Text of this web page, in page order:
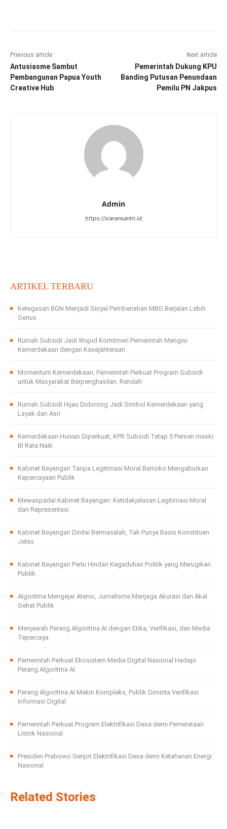
Previous article
Antusiasme Sambut
Pembangunan Papua Youth
Creative Hub
Next article
Pemerintah Dukung KPU
Banding Putusan Penundaan
Pemilu PN Jakpus
Admin
https://siaransantri.id
ARTIKEL TERBARU
Ketegasan BGN Menjadi Sinyal Pembenahan MBG Berjalan Lebih
Serius
Rumah Subsidi Jadi Wujud Komitmen Pemerintah Mengisi
Kemerdekaan dengan Kesejahteraan
Momentum Kemerdekaan, Pemerintah Perkuat Program Subsidi
untuk Masyarakat Berpenghasilan. Rendah
Rumah Subsidi Hijau Didorong Jadi Simbol Kemerdekaan yang
Layak dan Asri
Kemerdekaan Hunian Diperkuat, KPR Subsidi Tetap 5 Persen meski
BI Rate Naik
Kabinet Bayangan Tanpa Legitimasi Moral Berisiko Mengaburkan
Kepercayaan Publik
Mewaspadai Kabinet Bayangan: Ketidakjelasan Legitimasi Moral
dan Representasi
Kabinet Bayangan Dinilai Bermasalah, Tak Punya Basis Konstituen
Jelas
Kabinet Bayangan Perlu Hindari Kegaduhan Politik yang Merugikan
Publik
Algoritma Mengejar Atensi, Jurnalisme Menjaga Akurasi dan Akal
Sehat Publik
Menjawab Perang Algoritma AI dengan Etika, Verifikasi, dan Media
Tepercaya
Pemerintah Perkuat Ekosistem Media Digital Nasional Hadapi
Perang Algoritma AI
Perang Algoritma AI Makin Kompleks, Publik Diminta Verifikasi
Informasi Digital
Pemerintah Perkuat Program Elektrifikasi Desa demi Pemerataan
Listrik Nasional
Presiden Prabowo Genjot Elektrifikasi Desa demi Ketahanan Energi
Nasional
Related Stories